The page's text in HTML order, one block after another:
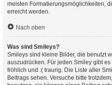
meisten Formatierungsmöglichkeiten,
erreicht werden.
Nach oben
Was sind Smileys?
Smileys sind kleine Bilder, die benutzt
auszudrücken. Für jeden Smiley gibt
fröhlich und :( traurig. Die Liste aller
Beitrags sehen. Versuche bitte